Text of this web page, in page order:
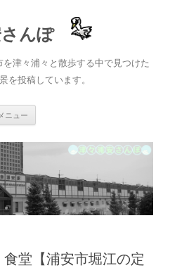
んぽ
津々浦々と散歩する中で見つけた
を投稿しています。
ニュー
ン
キ
ッ
プ
堂【浦安市堀江の定